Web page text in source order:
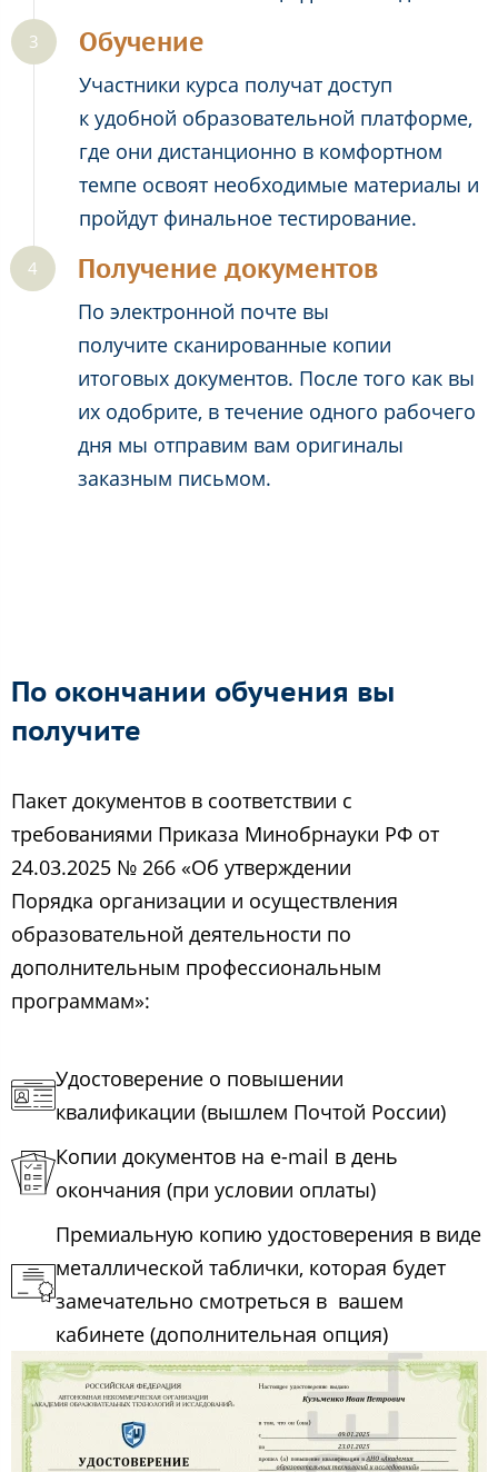
Обучение
Участники курса получат доступ
к удобной образовательной платформе,
где они дистанционно в комфортном
темпе освоят необходимые материалы и
пройдут финальное тестирование.
Получение документов
По электронной почте вы
получите сканированные копии
итоговых документов. После того как вы
их одобрите, в течение одного рабочего
дня мы отправим вам оригиналы
заказным письмом.
По окончании обучения вы
получите
Пакет документов в соответствии с
требованиями Приказа Минобрнауки РФ от
24.03.2025 № 266 «Об утверждении
Порядка организации и осуществления
образовательной деятельности по
дополнительным профессиональным
программам»:
Удостоверение о повышении
квалификации (вышлем Почтой России)
Копии документов на e-mail в день
окончания (при условии оплаты)
Премиальную копию удостоверения в виде
металлической таблички, которая будет
замечательно смотреться в вашем
кабинете (дополнительная опция)